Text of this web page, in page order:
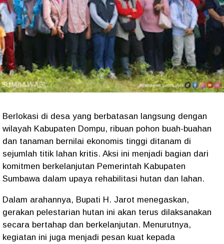
Berlokasi di desa yang berbatasan langsung dengan
wilayah Kabupaten Dompu, ribuan pohon buah-buahan
dan tanaman bernilai ekonomis tinggi ditanam di
sejumlah titik lahan kritis. Aksi ini menjadi bagian dari
komitmen berkelanjutan Pemerintah Kabupaten
Sumbawa dalam upaya rehabilitasi hutan dan lahan.
Dalam arahannya, Bupati H. Jarot menegaskan,
gerakan pelestarian hutan ini akan terus dilaksanakan
secara bertahap dan berkelanjutan. Menurutnya,
kegiatan ini juga menjadi pesan kuat kepada